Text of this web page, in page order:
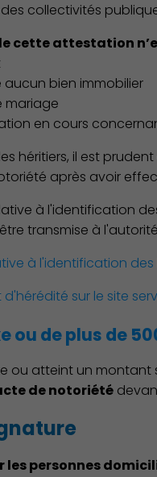
collectivités
cette attestation
bien immobilier
mariage
en cours
héritiers, il est
après avoir
à l'identification
transmise à
à l'identification
sur le site
ou de plus de
ou atteint un montant
de notoriété
les personnes